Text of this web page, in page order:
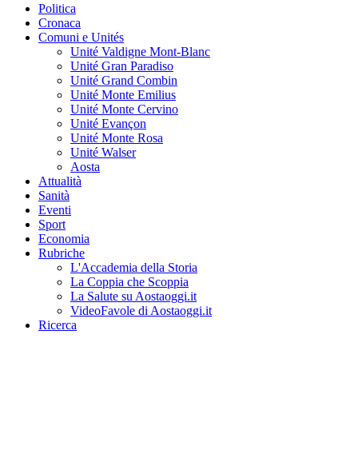
Politica
Cronaca
Comuni e Unités
Unité Valdigne Mont-Blanc
Unité Gran Paradiso
Unité Grand Combin
Unité Monte Emilius
Unité Monte Cervino
Unité Evançon
Unité Monte Rosa
Unité Walser
Aosta
Attualità
Sanità
Eventi
Sport
Economia
Rubriche
L'Accademia della Storia
La Coppia che Scoppia
La Salute su Aostaoggi.it
VideoFavole di Aostaoggi.it
Ricerca